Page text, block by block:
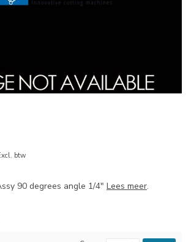
btw
90 degrees angle 1/4" Lees meer.